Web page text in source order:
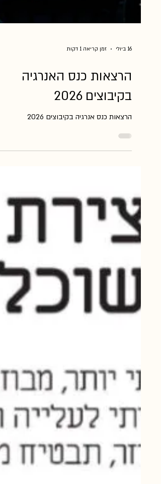
הרצאות כנס האנרגיה
בקיבוצים 2026
הרצאות כנס אנרגיה בקיבוצים 2026